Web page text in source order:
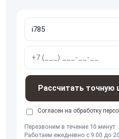
Рассчитать точную
Согласен на обработку
Перезвоним в течение 10 минут
Работаем ежедневно с 9:00 до